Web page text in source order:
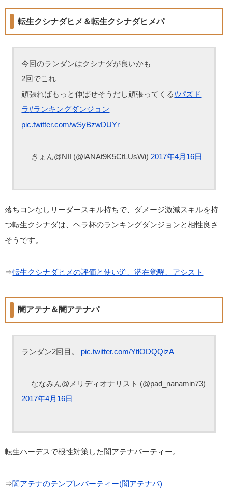
転生クシナダヒメ＆転生クシナダヒメパ
今回のランダンはクシナダが良いかも
2回でこれ
頑張ればもっと伸ばせそうだし頑張ってくる#パズド
ラ#ランキングダンジョン
pic.twitter.com/wSyBzwDUYr
— きょん@NII (@lANAt9K5CtLUsWi) 2017年4月16日
落ちコンなしリーダースキル持ちで、ダメージ激減スキルを持
つ転生クシナダは、ヘラ杯のランキングダンジョンと相性良さ
そうです。
⇒転生クシナダヒメの評価と使い道、潜在覚醒、アシスト
闇アテナ＆闇アテナパ
ランダン2回目。 pic.twitter.com/YtlODQQizA
— ななみん@メリディオナリスト (@pad_nanamin73)
2017年4月16日
転生ハーデスで根性対策した闇アテナパーティー。
⇒闇アテナのテンプレパーティー(闇アテナパ)